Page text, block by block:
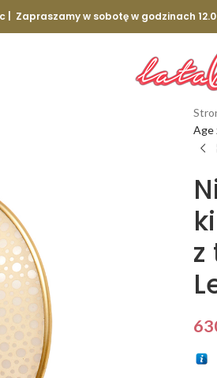
| Zapraszamy w sobotę w godzinach
Age
z